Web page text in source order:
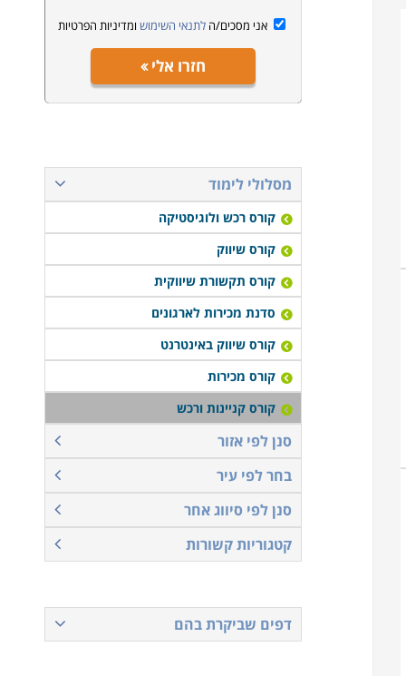
אני מסכים/הלתנאי השימוש ומדיניות הפרטיות
חזרו אלי
מסלולי לימוד
קורס רכש ולוגיסטיקה
קורס שיווק
קורס תקשורת שיווקית
סדנת מכירות לארגונים
קורס שיווק באינטרנט
קורס מכירות
קורס קניינות ורכש
סנן לפי אזור
בחר לפי עיר
סנן לפי סיווג אחר
קטגוריות קשורות
דפים שביקרת בהם